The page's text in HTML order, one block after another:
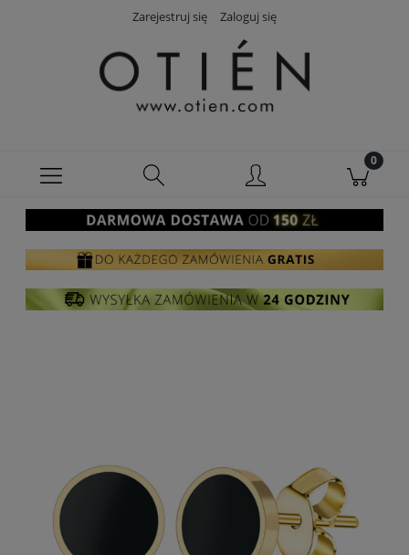
Zarejestruj się Zaloguj się